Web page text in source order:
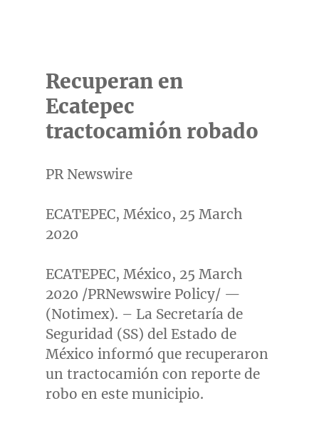
Recuperan en
Ecatepec
tractocamión robado
PR Newswire
ECATEPEC, México, 25 March
2020
ECATEPEC, México, 25 March
2020 /PRNewswire Policy/ —
(Notimex). – La Secretaría de
Seguridad (SS) del Estado de
México informó que recuperaron
un tractocamión con reporte de
robo en este municipio.